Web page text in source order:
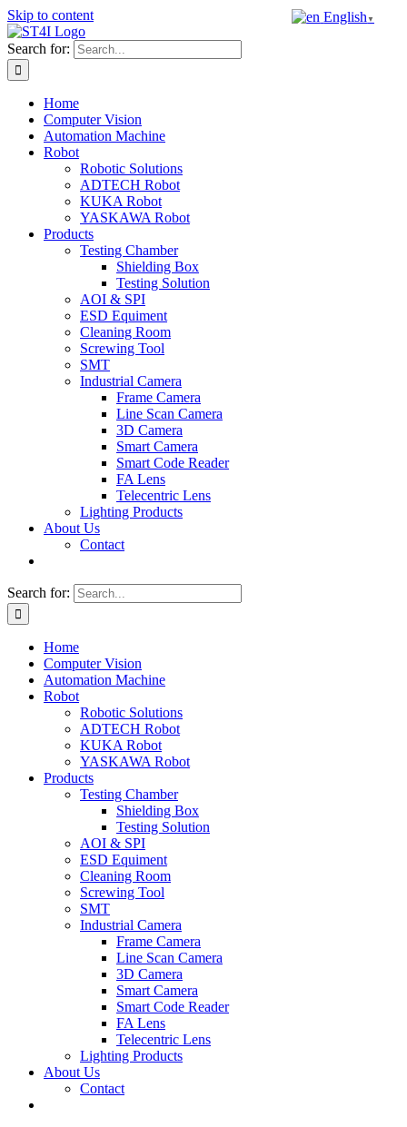
Skip to content
Search for:
Home
Computer Vision
Automation Machine
Robot
Robotic Solutions
ADTECH Robot
KUKA Robot
YASKAWA Robot
Products
Testing Chamber
Shielding Box
Testing Solution
AOI & SPI
ESD Equiment
Cleaning Room
Screwing Tool
SMT
Industrial Camera
Frame Camera
Line Scan Camera
3D Camera
Smart Camera
Smart Code Reader
FA Lens
Telecentric Lens
Lighting Products
About Us
Contact
Search for:
Home
Computer Vision
Automation Machine
Robot
Robotic Solutions
ADTECH Robot
KUKA Robot
YASKAWA Robot
Products
Testing Chamber
Shielding Box
Testing Solution
AOI & SPI
ESD Equiment
Cleaning Room
Screwing Tool
SMT
Industrial Camera
Frame Camera
Line Scan Camera
3D Camera
Smart Camera
Smart Code Reader
FA Lens
Telecentric Lens
Lighting Products
About Us
Contact
English ▼